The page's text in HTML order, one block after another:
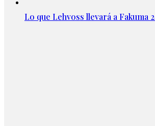
Lo que Lehvoss llevará a Fakuma